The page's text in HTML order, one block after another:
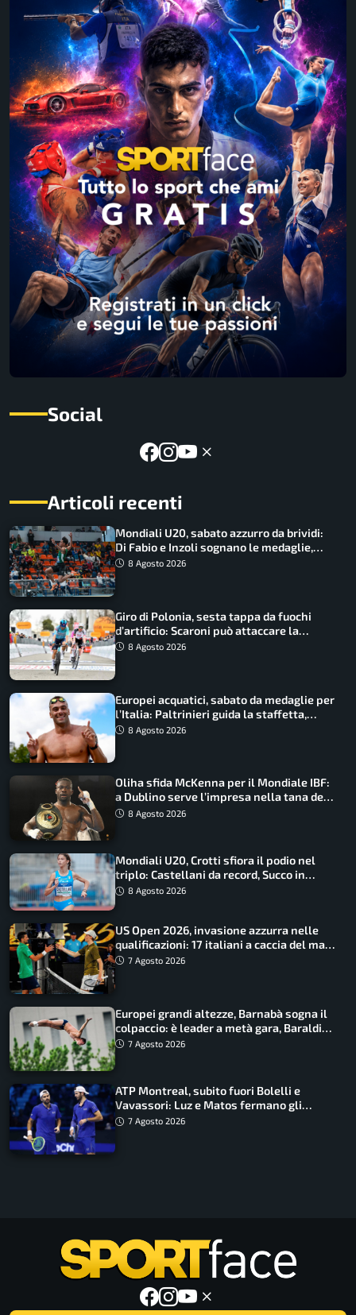
Social
Articoli recenti
Mondiali U20, sabato azzurro da brividi:
Di Fabio e Inzoli sognano le medaglie,
Castellani e Succo in finale
8 Agosto 2026
Giro di Polonia, sesta tappa da fuochi
d’artificio: Scaroni può attaccare la
maglia di Lemmen
8 Agosto 2026
Europei acquatici, sabato da medaglie per
l’Italia: Paltrinieri guida la staffetta,
Barnabà sogna l’oro dalle grandi altezze
8 Agosto 2026
Oliha sfida McKenna per il Mondiale IBF:
a Dublino serve l’impresa nella tana del
lupo8 Agosto 2026
Mondiali U20, Crotti sfiora il podio nel
triplo: Castellani da record, Succo in
finale
8 Agosto 2026
US Open 2026, invasione azzurra nelle
qualificazioni: 17 italiani a caccia del main
draw7 Agosto 2026
Europei grandi altezze, Barnabà sogna il
colpaccio: è leader a metà gara, Baraldi
ancora in corsa
7 Agosto 2026
ATP Montreal, subito fuori Bolelli e
Vavassori: Luz e Matos fermano gli
azzurri
7 Agosto 2026